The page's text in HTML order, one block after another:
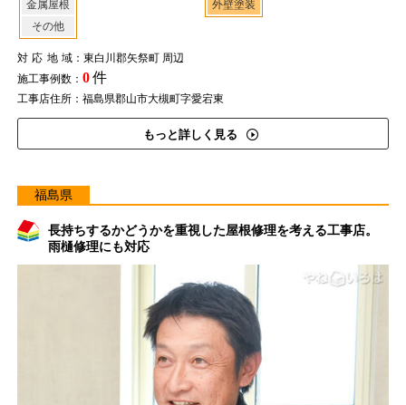
金属屋根
その他
外壁塗装
対応地域：東白川郡矢祭町 周辺
施工事例数： 0件
工事店住所：福島県郡山市大槻町字愛宕東
もっと詳しく見る
福島県
長持ちするかどうかを重視した屋根修理を考える工事店。
雨樋修理にも対応